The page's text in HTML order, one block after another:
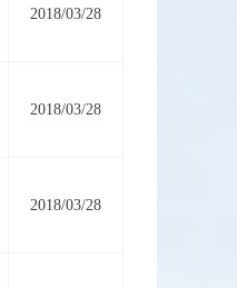
2018/03/28
2018/03/28
2018/03/28